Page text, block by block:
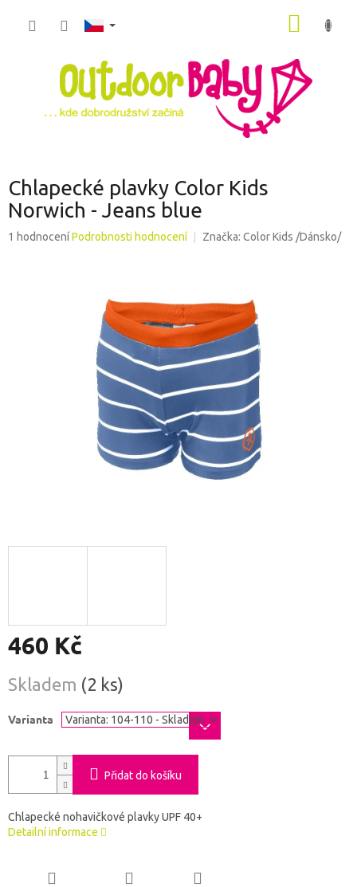
Chlapecké plavky Color Kids
Norwich - Jeans blue
Průměrné
1 hodnoceníPodrobnosti hodnocení Značka: Color Kids /Dánsko/
460 Kč
cena:
Skladem (2 ks)
Varianta
Přidat do košíku
Chlapecké nohavičkové plavky UPF 40+
Detailní informace